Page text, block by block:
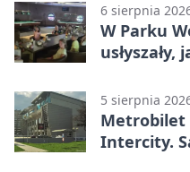
6 sierpnia
W Parku
5 sierpnia
Metrobilet
Intercity.